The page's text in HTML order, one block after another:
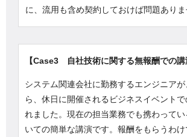
に、流用も含め契約しておけば問題ありま
【Case3 自社技術に関する無報酬での講
システム関連会社に勤務するエンジニア
ら、休日に開催されるビジネスイベントで
れました。現在の担当業務でも携わって
いての簡単な講演です。報酬をもらうわ